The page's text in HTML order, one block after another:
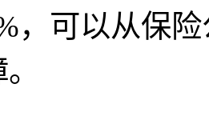
，可以从保